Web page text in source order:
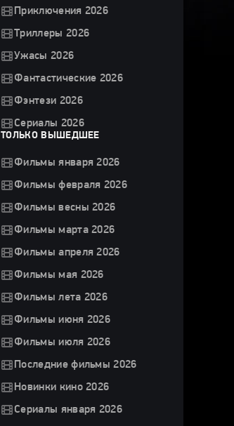
Приключения 2026
Триллеры 2026
Ужасы 2026
Фантастические 2026
Фэнтези 2026
Сериалы 2026
ТОЛЬКО ВЫШЕДШЕЕ
Фильмы января 2026
Фильмы февраля 2026
Фильмы весны 2026
Фильмы марта 2026
Фильмы апреля 2026
Фильмы мая 2026
Фильмы лета 2026
Фильмы июня 2026
Фильмы июля 2026
Последние фильмы 2026
Новинки кино 2026
Сериалы января 2026